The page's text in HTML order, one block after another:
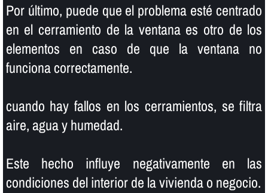
Por último, puede que el problema esté centrado
en el cerramiento de la ventana es otro de los
elementos en caso de que la ventana no
funciona correctamente.
cuando hay fallos en los cerramientos, se filtra
aire, agua y humedad.
Este hecho influye negativamente en las
condiciones del interior de la vivienda o negocio.